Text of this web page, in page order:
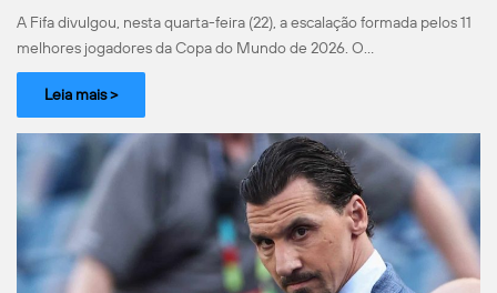
A Fifa divulgou, nesta quarta-feira (22), a escalação formada pelos 11
melhores jogadores da Copa do Mundo de 2026. O…
Leia mais >